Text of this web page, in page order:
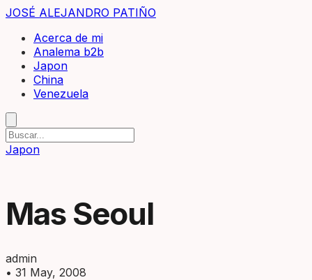
JOSÉ ALEJANDRO PATIÑO
Acerca de mi
Analema b2b
Japon
China
Venezuela
Japon
Mas Seoul
admin
• 31 May, 2008